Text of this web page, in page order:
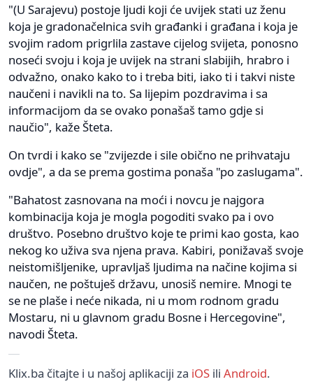
"(U Sarajevu) postoje ljudi koji će uvijek stati uz ženu
koja je gradonačelnica svih građanki i građana i koja je
svojim radom prigrlila zastave cijelog svijeta, ponosno
noseći svoju i koja je uvijek na strani slabijih, hrabro i
odvažno, onako kako to i treba biti, iako ti i takvi niste
naučeni i navikli na to. Sa lijepim pozdravima i sa
informacijom da se ovako ponašaš tamo gdje si
naučio", kaže Šteta.
On tvrdi i kako se "zvijezde i sile obično ne prihvataju
ovdje", a da se prema gostima ponaša "po zaslugama".
"Bahatost zasnovana na moći i novcu je najgora
kombinacija koja je mogla pogoditi svako pa i ovo
društvo. Posebno društvo koje te primi kao gosta, kao
nekog ko uživa sva njena prava. Kabiri, ponižavaš svoje
neistomišljenike, upravljaš ljudima na načine kojima si
naučen, ne poštuješ državu, unosiš nemire. Mnogi te
se ne plaše i neće nikada, ni u mom rodnom gradu
Mostaru, ni u glavnom gradu Bosne i Hercegovine",
navodi Šteta.
Klix.ba čitajte i u našoj aplikaciji za iOS ili Android.